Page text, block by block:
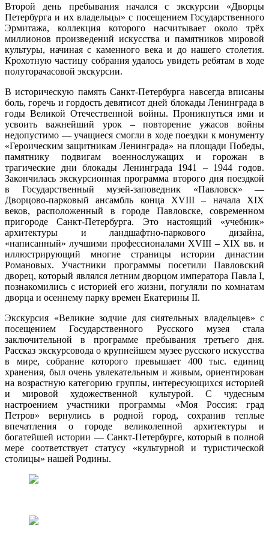
Второй день пребывания начался с экскурсии «Дворцы
Петербурга и их владельцы» с посещением Государственного
Эрмитажа, коллекция которого насчитывает около трёх
миллионов произведений искусства и памятников мировой
культуры, начиная с каменного века и до нашего столетия.
Крохотную частицу собрания удалось увидеть ребятам в ходе
полуторачасовой экскурсии.
В историческую память Санкт-Петербурга навсегда вписаны
боль, горечь и гордость девятисот дней блокады Ленинграда в
годы Великой Отечественной войны. Проникнуться ими и
усвоить важнейший урок – повторение ужасов войны
недопустимо — учащиеся смогли в ходе поездки к монументу
«Героическим защитникам Ленинграда» на площади Победы,
памятнику подвигам военнослужащих и горожан в
трагические дни блокады Ленинграда 1941 – 1944 годов.
Закончилась экскурсионная программа второго дня поездкой
в Государственный музей-заповедник «Павловск» —
Дворцово-парковый ансамбль конца XVIII – начала XIX
веков, расположенный в городе Павловске, современном
пригороде Санкт-Петербурга. Это настоящий «учебник»
архитектуры и ландшафтно-паркового дизайна,
«написанный» лучшими профессионалами XVIII – XIX вв. и
иллюстрирующий многие страницы истории династии
Романовых. Участники программы посетили Павловский
дворец, который являлся летним дворцом императора Павла I,
познакомились с историей его жизни, погуляли по комнатам
дворца и осеннему парку времен Екатерины II.
Экскурсия «Великие зодчие для сиятельных владельцев» с
посещением Государственного Русского музея стала
заключительной в программе пребывания третьего дня.
Рассказ экскурсовода о крупнейшем музее русского искусства
в мире, собрание которого превышает 400 тыс. единиц
хранения, был очень увлекательным и живым, ориентирован
на возрастную категорию группы, интересующихся историей
и мировой художественной культурой. С чудесным
настроением участники программы «Моя Россия: град
Петров» вернулись в родной город, сохранив теплые
впечатления о городе великолепной архитектуры и
богатейшей истории — Санкт-Петербурге, который в полной
мере соответствует статусу «культурной и туристической
столицы» нашей Родины.